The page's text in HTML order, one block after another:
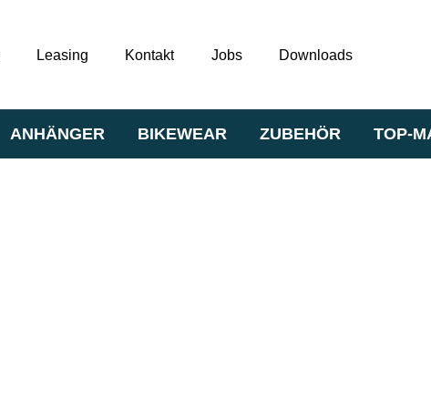
Leasing Kontakt Jobs Downloads
ANHÄNGER BIKEWEAR ZUBEHÖR TOP-